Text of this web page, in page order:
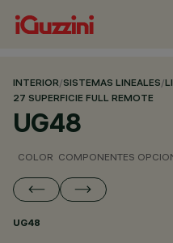
INTERIOR/SISTEMAS LINEALES/
27 SUPERFICIE FULL REMOTE
UG48
COLOR COMPONENTES
UG48